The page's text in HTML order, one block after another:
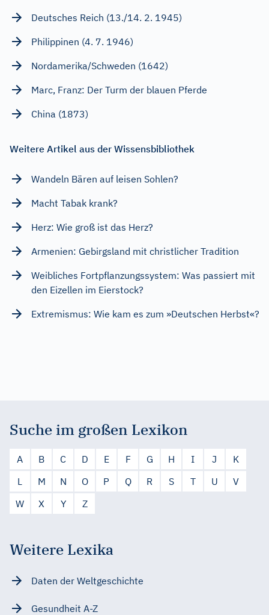
Deutsches Reich (13./14. 2. 1945)
Philippinen (4. 7. 1946)
Nordamerika/Schweden (1642)
Marc, Franz: Der Turm der blauen Pferde
China (1873)
Weitere Artikel aus der Wissensbibliothek
Wandeln Bären auf leisen Sohlen?
Macht Tabak krank?
Herz: Wie groß ist das Herz?
Armenien: Gebirgsland mit christlicher Tradition
Weibliches Fortpflanzungssystem: Was passiert mit
den Eizellen im Eierstock?
Extremismus: Wie kam es zum »Deutschen Herbst«?
Suche im großen Lexikon
A B C D E F G H I J
K
L
M N O P Q R S T U
V
W
X Y Z
Weitere Lexika
Daten der Weltgeschichte
Gesundheit A-Z